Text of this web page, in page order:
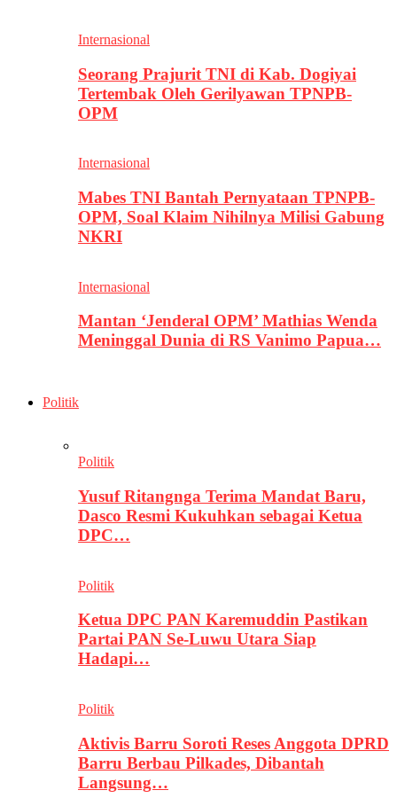
Internasional
Seorang Prajurit TNI di Kab. Dogiyai
Tertembak Oleh Gerilyawan TPNPB-
OPM
Internasional
Mabes TNI Bantah Pernyataan TPNPB-
OPM, Soal Klaim Nihilnya Milisi Gabung
NKRI
Internasional
Mantan ‘Jenderal OPM’ Mathias Wenda
Meninggal Dunia di RS Vanimo Papua…
Politik
Politik
Yusuf Ritangnga Terima Mandat Baru,
Dasco Resmi Kukuhkan sebagai Ketua
DPC…
Politik
Ketua DPC PAN Karemuddin Pastikan
Partai PAN Se-Luwu Utara Siap
Hadapi…
Politik
Aktivis Barru Soroti Reses Anggota DPRD
Barru Berbau Pilkades, Dibantah
Langsung…